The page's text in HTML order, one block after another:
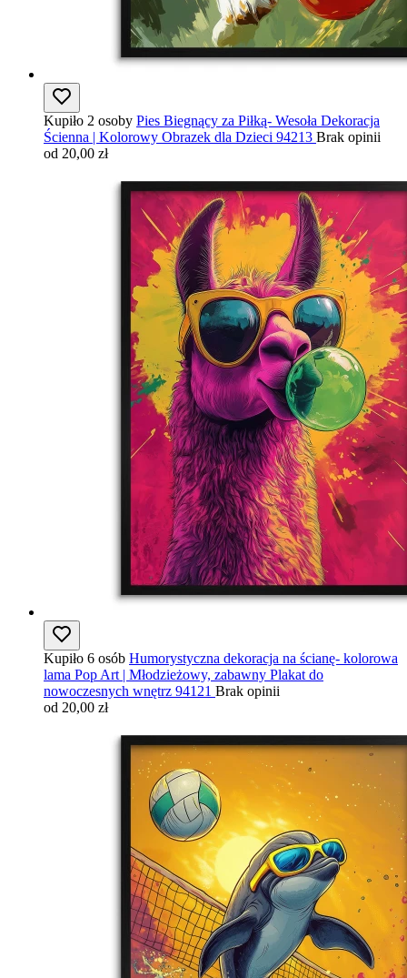
Kupiło 2 osoby Pies Biegnący za Piłką- Wesoła Dekoracja
Ścienna | Kolorowy Obrazek dla Dzieci 94213 Brak opinii
od 20,00 zł
Kupiło 6 osób Humorystyczna dekoracja na ścianę- kolorowa
lama Pop Art | Młodzieżowy, zabawny Plakat do
nowoczesnych wnętrz 94121 Brak opinii
od 20,00 zł